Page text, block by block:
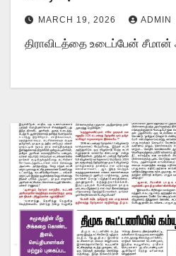
MARCH 19, 2026 ADMIN
திராவிடத்தை உடைப்பேன் சீமான்